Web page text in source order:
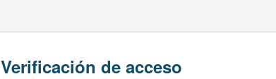
Verificación de acceso